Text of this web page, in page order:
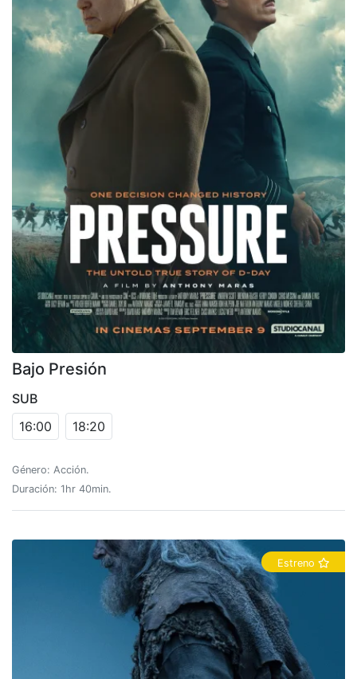
Bajo Presión
SUB
16:00
18:20
Género: Acción.
Duración: 1hr 40min.
Estreno